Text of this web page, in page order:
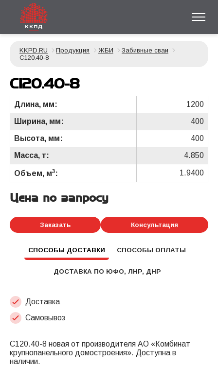
KKPD.RU Продукция ЖБИ
Забивные сваи
С120.40-8
С120.40-8
Длина, мм: 1200
Ширина, мм: 400
Высота, мм: 400
Масса, т: 4.850
Объем, м3: 1.9400
Цена по запросу
Заказать Консультация
СПОСОБЫ ДОСТАВКИ СПОСОБЫ ОПЛАТЫ
ДОСТАВКА ПО ЮФО, ЛНР, ДНР
Доставка
Самовывоз
С120.40-8 новая от производителя АО «Комбинат
крупнопанельного домостроения». Доступна в
наличии.